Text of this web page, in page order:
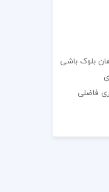
بلوک باشی
فاضلی